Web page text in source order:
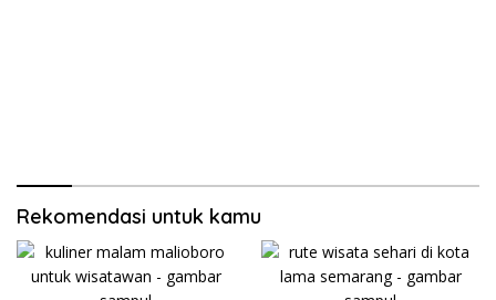
Rekomendasi untuk kamu